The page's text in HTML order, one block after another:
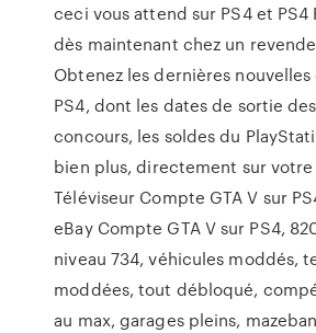
ceci vous attend sur PS4 et PS4
dès maintenant chez un
Obtenez les dernières
PS4, dont les dates de sortie
concours, les soldes du
bien plus, directement sur
Téléviseur Compte GTA V sur
eBay Compte GTA V sur PS4,
niveau 734, véhicules moddés,
moddées, tout débloqué,
au max, garages pleins,